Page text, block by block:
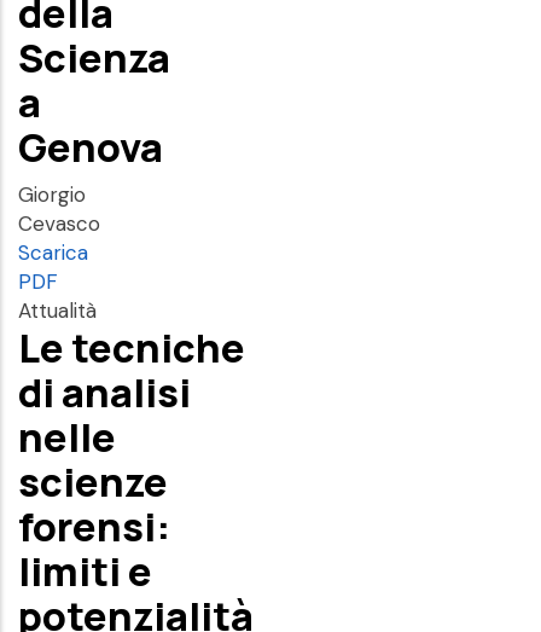
della
Scienza
a
Genova
Giorgio
Cevasco
Scarica
PDF
Attualità
Le tecniche
di analisi
nelle
scienze
forensi:
limiti e
potenzialità